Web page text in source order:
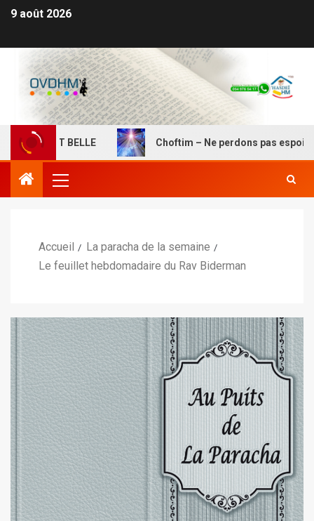
9 août 2026
BELLE Choftim – Ne perdons pas espoir, la
Accueil
La paracha de la semaine
Le feuillet hebdomadaire du Rav Biderman